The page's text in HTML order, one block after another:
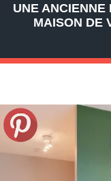
UNE ANCIENNE
MAISON DE